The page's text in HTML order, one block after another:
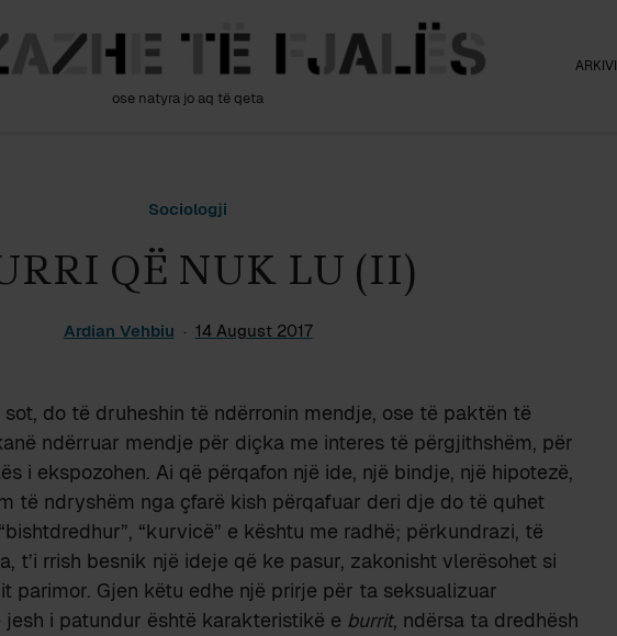
ose natyra jo aq të qeta
ARKIVI
Sociologji
QË NUK LU (II)
Ardian Vehbiu 14 August 2017
sot, do të druheshin të ndërronin mendje, ose të paktën të
ndërruar mendje për diçka me interes të përgjithshëm, për
i ekspozohen. Ai që përqafon një ide, një bindje, një hipotezë,
të ndryshëm nga çfarë kish përqafuar deri dje do të quhet
“kurvicë” e kështu me radhë; përkundrazi, të
t’i rrish besnik një ideje që ke pasur, zakonisht vlerësohet si
parimor. Gjen këtu edhe një prirje për ta seksualizuar
i patundur është karakteristikë e burrit, ndërsa ta dredhësh